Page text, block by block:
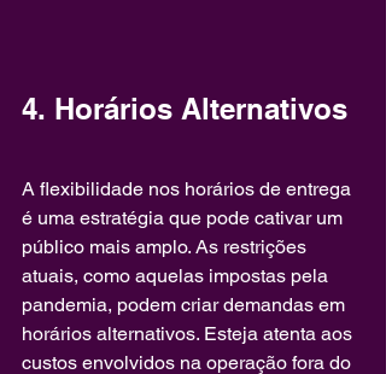
4. Horários Alternativos
A flexibilidade nos horários de entrega
é uma estratégia que pode cativar um
público mais amplo. As restrições
atuais, como aquelas impostas pela
pandemia, podem criar demandas em
horários alternativos. Esteja atenta aos
custos envolvidos na operação fora do